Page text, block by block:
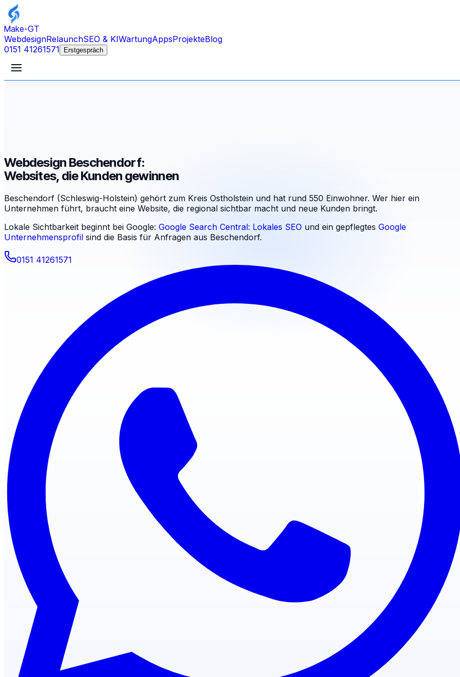
Make-GT
WebdesignRelaunchSEO & KIWartungAppsProjekteBlog
0151 41261571
Erstgespräch
Webdesign Beschendorf:
Websites, die Kunden gewinnen
Beschendorf (Schleswig-Holstein) gehört zum Kreis Ostholstein und hat rund 550 Einwohner. Wer hier ein
Unternehmen führt, braucht eine Website, die regional sichtbar macht und neue Kunden bringt.
Lokale Sichtbarkeit beginnt bei Google: Google Search Central: Lokales SEO und ein gepflegtes Google
Unternehmensprofil sind die Basis für Anfragen aus Beschendorf.
0151 41261571